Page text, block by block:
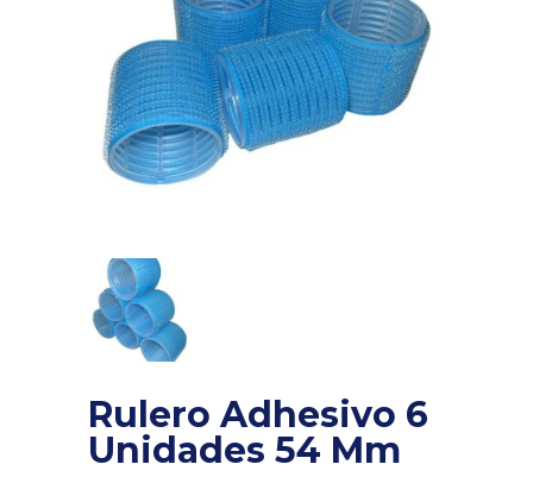
Rulero Adhesivo 6
Unidades 54 Mm